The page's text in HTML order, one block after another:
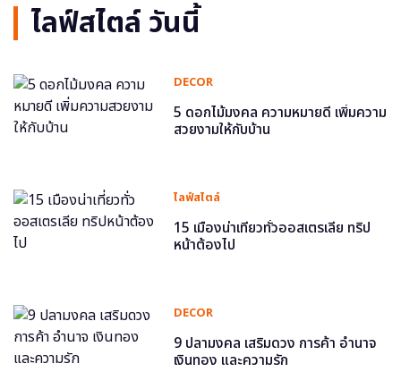
ไลฟ์สไตล์ วันนี้
DECOR
5 ดอกไม้มงคล ความหมายดี เพิ่มความ
สวยงามให้กับบ้าน
ไลฟ์สไตล์
15 เมืองน่าเที่ยวทั่วออสเตรเลีย ทริป
หน้าต้องไป
DECOR
9 ปลามงคล เสริมดวง การค้า อำนาจ
เงินทอง และความรัก